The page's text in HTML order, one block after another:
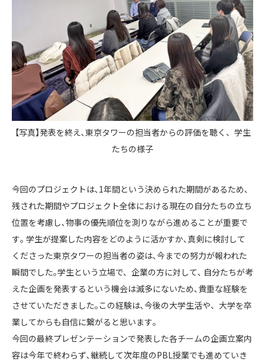
【写真】発表を終え､東京タワーの担当者からの評価を聴く、学生
たちの様子
今回のプロジェクトは､1年間という決められた期間があるため､
残された期間やプロジェクト全体における現在の自分たちの立ち
位置を考慮し､物事の優先順位を測りながら進めることが重要で
す｡ 学生が提案した内容をどのように活かすか､真剣に検討して
くださった東京タワーの担当者の姿は､今までの努力が報われた
瞬間でした｡学生という立場で、企業の方に対して､ 自分たちが考
えた企画を発表するという機会は滅多にないため､貴重な経験を
させていただきました｡この経験は､今後の大学生活や、大学を卒
業してからも自信に繋がると思います｡
今回の最終プレゼンテーションで発表した各チームの企画立案内
容は今年で終わらず､継続して次年度のPBL授業でも進めていき